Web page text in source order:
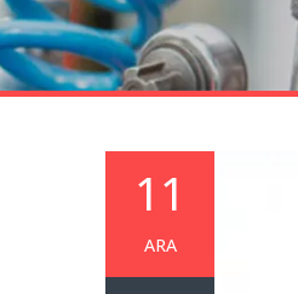
11
ARA